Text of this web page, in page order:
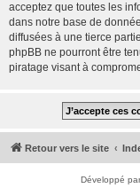
acceptez que toutes les
dans notre base de
diffusées à une tierce
phpBB ne pourront être
piratage visant à
Retour vers le site
Développé